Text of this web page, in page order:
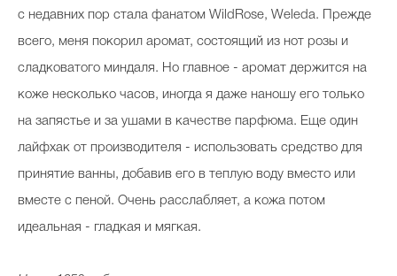
с недавних пор стала фанатом WildRose, Weleda. Прежде
всего, меня покорил аромат, состоящий из нот розы и
сладковатого миндаля. Но главное - аромат держится на
коже несколько часов, иногда я даже наношу его только
на запястье и за ушами в качестве парфюма. Еще один
лайфхак от производителя - использовать средство для
принятие ванны, добавив его в теплую воду вместо или
вместе с пеной. Очень расслабляет, а кожа потом
идеальная - гладкая и мягкая.